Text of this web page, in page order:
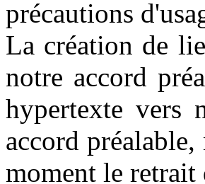
précautions
La création de
notre accord
hypertexte vers
accord
moment le